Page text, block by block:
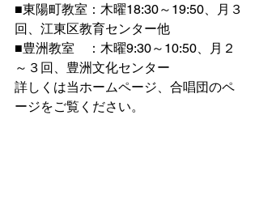
■東陽町教室：木曜18:30～19:50、月３
回、江東区教育センター他
■豊洲教室　：木曜9:30～10:50、月２
～３回、豊洲文化センター
詳しくは当ホームページ、合唱団のペ
ージをご覧ください。